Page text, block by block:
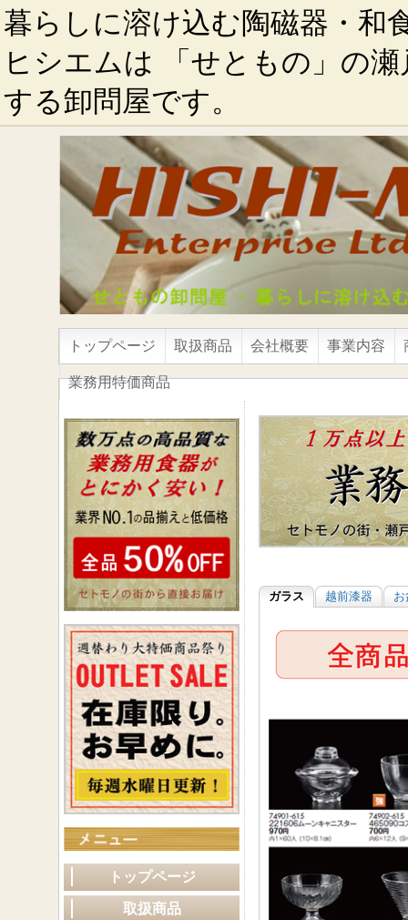
暮らしに溶け込む陶磁器・
ヒシエムは 「せともの」の
する卸問屋です。
トップページ 取扱商品 会社概要 事業内容
業務用特価商品
ガラス 越前漆器 お
トップページ
取扱商品